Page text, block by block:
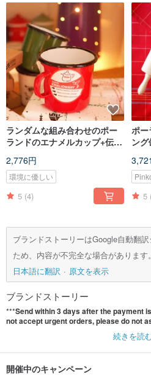
ランダムな組み合わせのポー
ランドのエナメルカップ+伝統
2,776円
環境に優しい
5 (4)
ポー
ン
5
ブランドストーリーはGoogle自動翻
ため、内容が不完全な場合があります。
日本語に翻訳
原文を表示
ブランドストーリー
***Send within 3 days after the payment
not accept urgent orders, please do not
order is placed, thank you for your
like the warm texture of hand works. The
続きを読
開催中のキャンペーン